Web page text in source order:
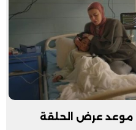
موعد عرض الحلقة